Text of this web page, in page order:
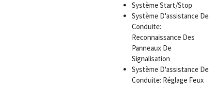
Système Start/Stop
Système D'assistance De
Conduite:
Reconnaissance Des
Panneaux De
Signalisation
Système D'assistance De
Conduite: Réglage Feux